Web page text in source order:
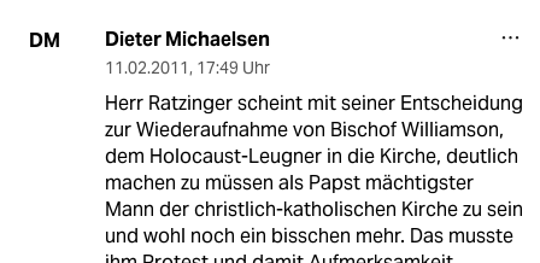
DM Dieter Michaelsen
11.02.2011, 17:49 Uhr
Herr Ratzinger scheint mit seiner Entscheidung
zur Wiederaufnahme von Bischof Williamson,
dem Holocaust-Leugner in die Kirche, deutlich
machen zu müssen als Papst mächtigster
Mann der christlich-katholischen Kirche zu sein
und wohl noch ein bisschen mehr. Das musste